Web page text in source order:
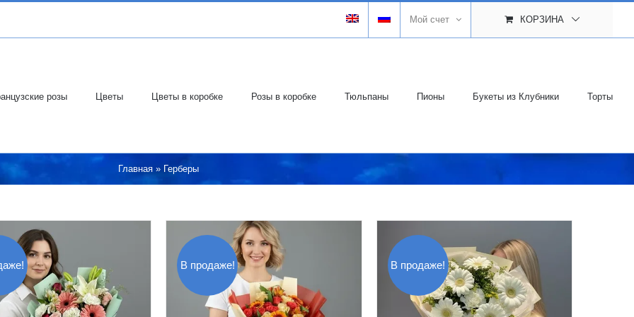
Мой счет КОРЗИНА
розы Цветы Цветы в коробке Розы в коробке Тюльпаны Пионы Букеты из Клубники Торты
Главная » Герберы
В продаже! В продаже!